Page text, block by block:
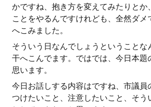
かですね、抱き方を変えてみたりとか
ことをやるんですけれども、全然ダメ
へこみました。
そういう日なんでしょうということな
干へこんでます。ではでは、今日本題
思います。
今日お話しする内容はですね、市議員
つけたいこと、注意したいこと、そう